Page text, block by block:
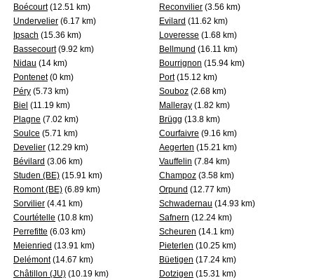
Boécourt(12.51 km) Reconvilier (3.56 km)
Undervelier (6.17 km) Evilard (11.62 km)
Ipsach (15.36 km) Loveresse (1.68 km)
Bassecourt(9.92 km) Bellmund (16.11 km)
Nidau (14 km) Bourrignon (15.94 km)
Pontenet(0 km) Port(15.12 km)
Péry (5.73 km) Souboz (2.68 km)
Biel (11.19 km) Malleray (1.82 km)
Plagne (7.02 km) Brügg (13.8 km)
Soulce (5.71 km) Courfaivre (9.16 km)
Develier (12.29 km) Aegerten (15.21 km)
Bévilard (3.06 km) Vauffelin (7.84 km)
Studen (BE) (15.91 km) Champoz (3.58 km)
Romont (BE) (6.89 km) Orpund (12.77 km)
Sorvilier (4.41 km) Schwadernau (14.93 km)
Courtételle (10.8 km) Safnern (12.24 km)
Perrefitte (6.03 km) Scheuren (14.1 km)
Meienried (13.91 km) Pieterlen (10.25 km)
Delémont(14.67 km) Büetigen (17.24 km)
Châtillon (JU) (10.19 km) Dotzigen (15.31 km)